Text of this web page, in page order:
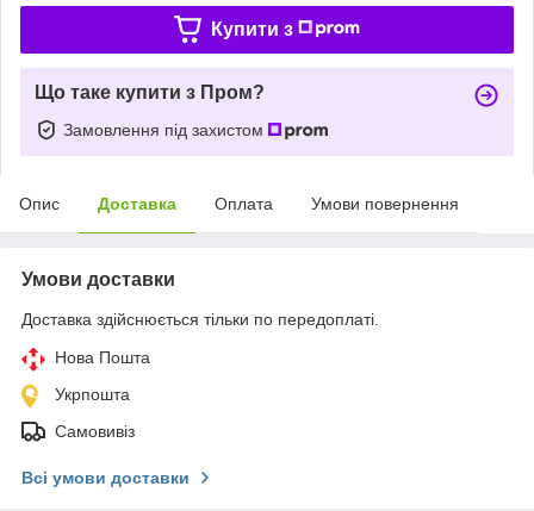
Купити з
Що таке купити з Пром?
Замовлення під захистом
Опис Доставка Оплата Умови повернення
Умови доставки
Доставка здійснюється тільки по передоплаті.
Нова Пошта
Укрпошта
Самовивіз
Всі умови доставки